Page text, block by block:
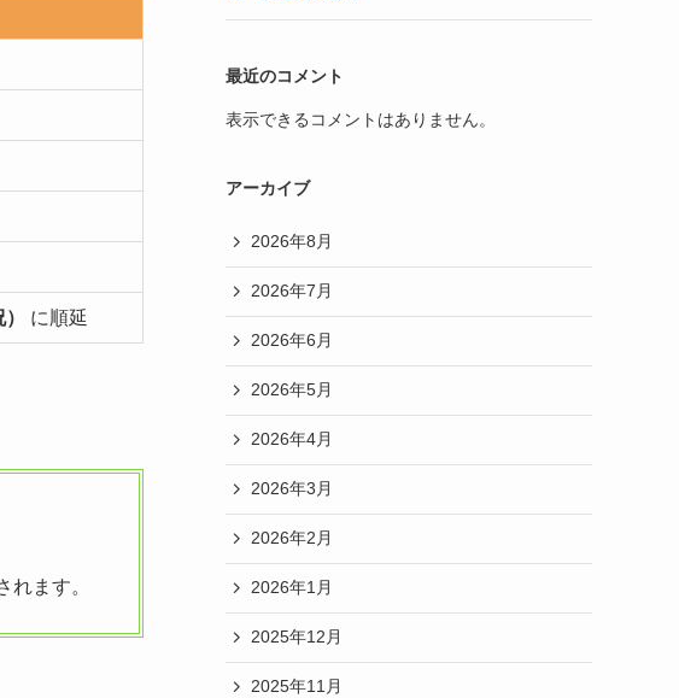
に順延
れます。
最近のコメント
表示できるコメントはありません。
アーカイブ
2026年8月
2026年7月
2026年6月
2026年5月
2026年4月
2026年3月
2026年2月
2026年1月
2025年12月
2025年11月